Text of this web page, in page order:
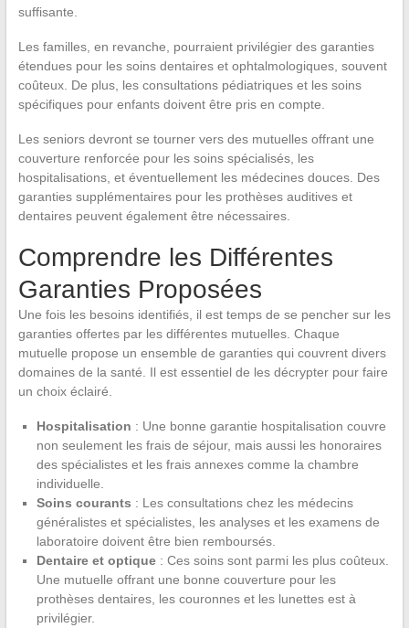
suffisante.
Les familles, en revanche, pourraient privilégier des garanties
étendues pour les soins dentaires et ophtalmologiques, souvent
coûteux. De plus, les consultations pédiatriques et les soins
spécifiques pour enfants doivent être pris en compte.
Les seniors devront se tourner vers des mutuelles offrant une
couverture renforcée pour les soins spécialisés, les
hospitalisations, et éventuellement les médecines douces. Des
garanties supplémentaires pour les prothèses auditives et
dentaires peuvent également être nécessaires.
Comprendre les Différentes
Garanties Proposées
Une fois les besoins identifiés, il est temps de se pencher sur les
garanties offertes par les différentes mutuelles. Chaque
mutuelle propose un ensemble de garanties qui couvrent divers
domaines de la santé. Il est essentiel de les décrypter pour faire
un choix éclairé.
Hospitalisation : Une bonne garantie hospitalisation couvre
non seulement les frais de séjour, mais aussi les honoraires
des spécialistes et les frais annexes comme la chambre
individuelle.
Soins courants : Les consultations chez les médecins
généralistes et spécialistes, les analyses et les examens de
laboratoire doivent être bien remboursés.
Dentaire et optique: Ces soins sont parmi les plus coûteux.
Une mutuelle offrant une bonne couverture pour les
prothèses dentaires, les couronnes et les lunettes est à
privilégier.